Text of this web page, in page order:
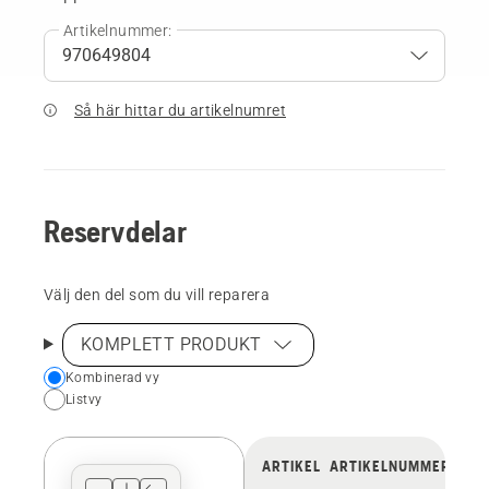
Artikelnummer:
Så här hittar du artikelnumret
Reservdelar
Välj den del som du vill reparera
KOMPLETT PRODUKT
Choose
your
view
Kombinerad vy
Listvy
ARTIKEL ARTIKELNUMMER